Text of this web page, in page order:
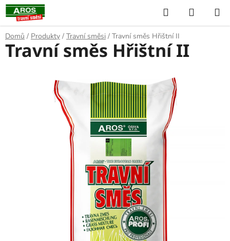
Přejít
na
obsah
Hledat
KOŠÍK
Domů / Produkty / Travní směsi / Travní směs Hřištní II
Travní směs Hřištní II